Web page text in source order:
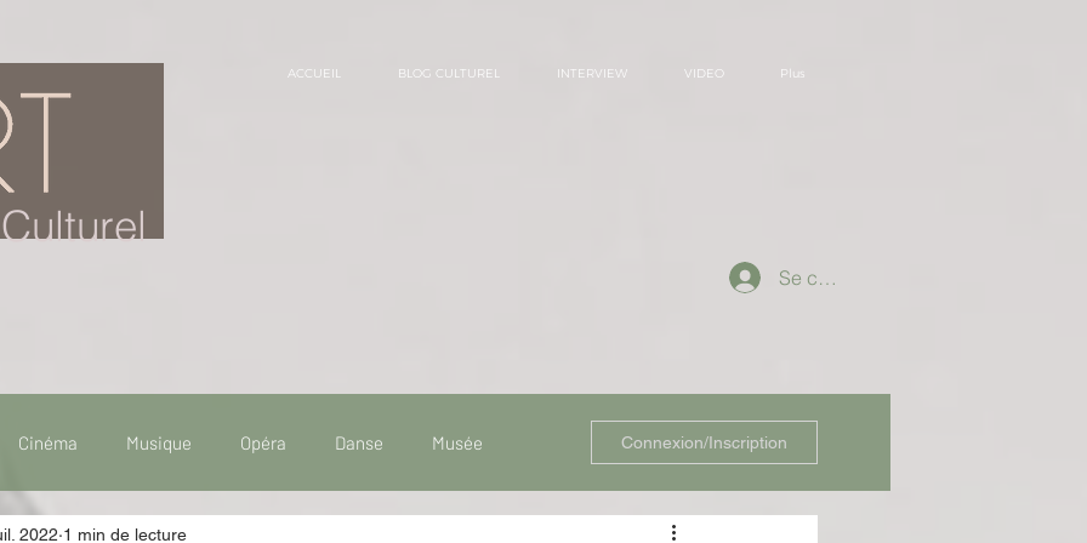
ACCUEIL BLOG CULTUREL INTERVIEW VIDEO Plus
Se connecter
Cinéma Musique Opéra Danse Musée Connexion/Inscription
2022 1 min de lecture